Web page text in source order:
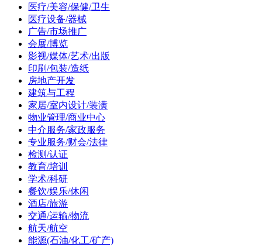
医疗/美容/保健/卫生
医疗设备/器械
广告/市场推广
会展/博览
影视/媒体/艺术/出版
印刷/包装/造纸
房地产开发
建筑与工程
家居/室内设计/装潢
物业管理/商业中心
中介服务/家政服务
专业服务/财会/法律
检测/认证
教育/培训
学术/科研
餐饮/娱乐/休闲
酒店/旅游
交通/运输/物流
航天/航空
能源(石油/化工/矿产)